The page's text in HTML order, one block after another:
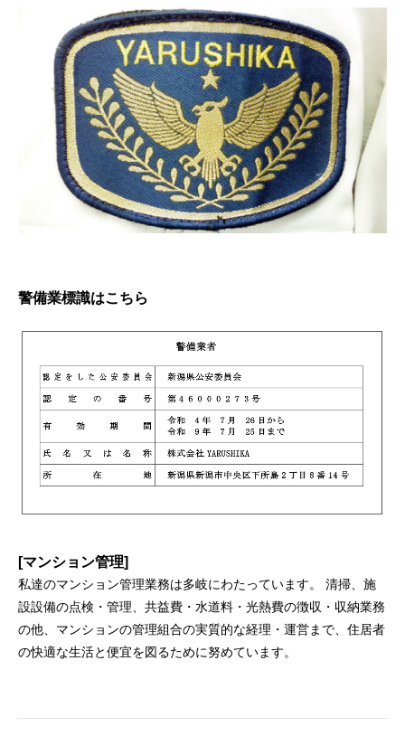
警備業標識はこちら
[マンション管理]
私達のマンション管理業務は多岐にわたっています。 清掃、施
設設備の点検・管理、共益費・水道料・光熱費の徴収・収納業務
の他、マンションの管理組合の実質的な経理・運営まで、住居者
の快適な生活と便宜を図るために努めています。